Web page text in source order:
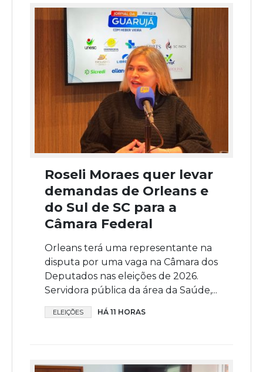
Roseli Moraes quer levar
demandas de Orleans e
do Sul de SC para a
Câmara Federal
Orleans terá uma representante na
disputa por uma vaga na Câmara dos
Deputados nas eleições de 2026.
Servidora pública da área da Saúde,...
ELEIÇÕES HÁ 11 HORAS